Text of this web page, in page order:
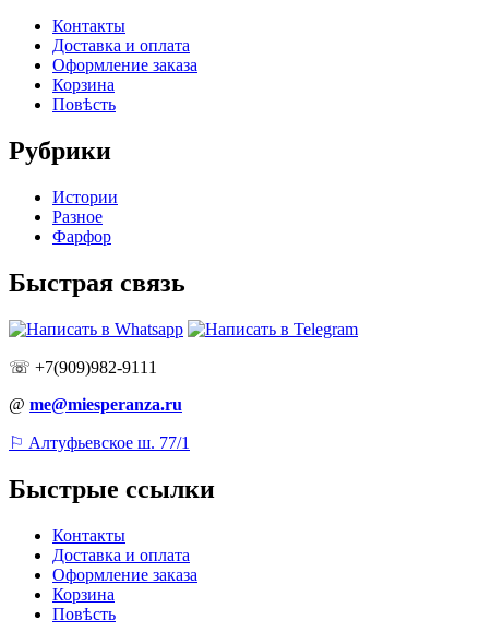
Контакты
Доставка и оплата
Оформление заказа
Корзина
Повѣсть
Рубрики
Истории
Разное
Фарфор
Быстрая связь
☏ +7(909)982-9111
@ me@miesperanza.ru
⚐ Алтуфьевское ш. 77/1
Быстрые ссылки
Контакты
Доставка и оплата
Оформление заказа
Корзина
Повѣсть